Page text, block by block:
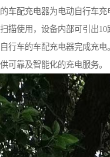
车配充电器为电动自行车充
描使用，设备内部可引出10
行车的车配充电器完成充电
可靠及智能化的充电服务。